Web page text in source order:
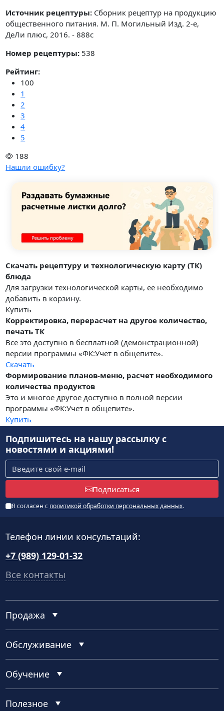
Источник рецептуры: Сборник рецептур на продукцию
общественного питания. М. П. Могильный Изд. 2-е,
ДеЛи плюс, 2016. - 888с
Номер рецептуры: 538
Рейтинг:
100
1
2
3
4
5
188
Нашли ошибку?
Скачать рецептуру и технологическую карту (ТК)
блюда
Для загрузки технологической карты, ее необходимо
добавить в корзину.
Купить
Корректировка, перерасчет на другое количество,
печать ТК
Все это доступно в бесплатной (демонстрационной)
версии программы «ФК:Учет в общепите».
Скачать
Формирование планов-меню, расчет необходимого
количества продуктов
Это и многое другое доступно в полной версии
программы «ФК:Учет в общепите».
Купить
Подпишитесь на нашу рассылкус
новостями и акциями!
Подписаться
Я согласен с политикой обработки персональных данных.
Телефон линии консультаций:
+7 (989) 129-01-32
Все контакты
Продажа
Обслуживание
Обучение
Полезное